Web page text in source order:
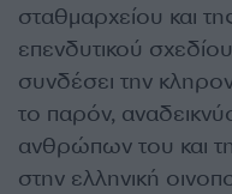
σταθμαρχείου και
επενδυτικού
συνδέσει την
το παρόν,
ανθρώπων του και
στην ελληνική